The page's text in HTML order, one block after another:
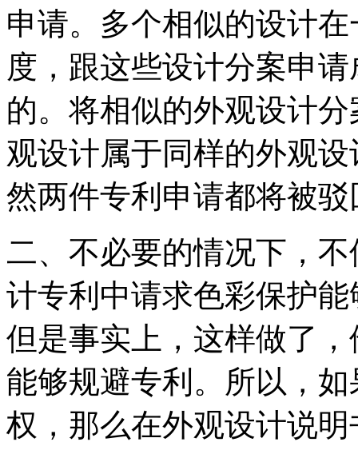
申请。多个相似的设计
度，跟这些设计分案申
的。将相似的外观设计
观设计属于同样的外观
然两件专利申请都将被驳
二、不必要的情况下，
计专利中请求色彩保护
但是事实上，这样做了
能够规避专利。所以，
权，那么在外观设计说